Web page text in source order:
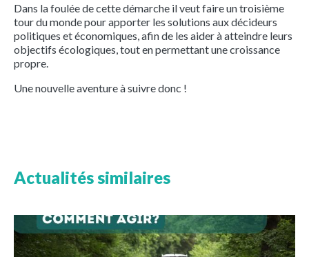
Dans la foulée de cette démarche il veut faire un troisième
tour du monde pour apporter les solutions aux décideurs
politiques et économiques, afin de les aider à atteindre leurs
objectifs écologiques, tout en permettant une croissance
propre.
Une nouvelle aventure à suivre donc !
Actualités similaires